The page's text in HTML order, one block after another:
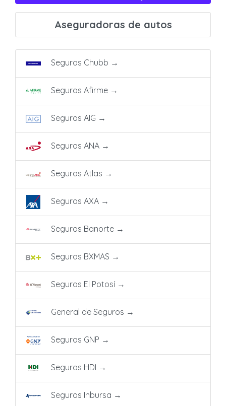
Aseguradoras de autos
Seguros Chubb →
Seguros Afirme →
Seguros AIG →
Seguros ANA →
Seguros Atlas →
Seguros AXA →
Seguros Banorte →
Seguros BXMAS →
Seguros El Potosí →
General de Seguros →
Seguros GNP →
Seguros HDI →
Seguros Inbursa →